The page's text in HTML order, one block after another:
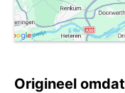
Origineel omdat